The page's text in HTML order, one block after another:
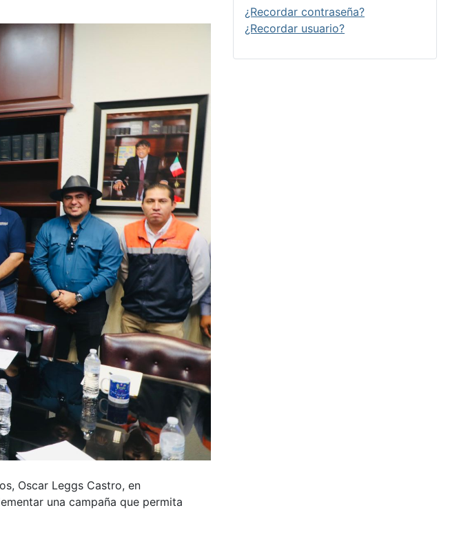
Oscar Leggs Castro, en
una campaña que permita
¿Recordar contraseña?
¿Recordar usuario?